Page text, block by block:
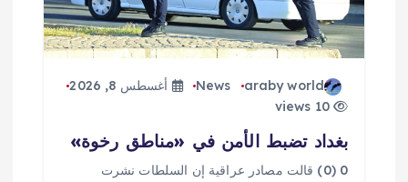
araby world
News
أغسطس 8, 2026
10 views
بغداد تضبط الأمن في «مناطق رخوة»
0 (0) قالت مصادر عراقية إن السلطات نشرت